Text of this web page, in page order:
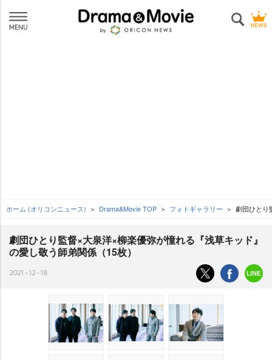
ホーム (オリコンニュース) Drama&Movie TOP フォトギャラリー 劇団ひとり
劇団ひとり監督×大泉洋×柳楽優弥が憧れる『浅草キッド』
の愛し敬う師弟関係（15枚）
2021-12-18